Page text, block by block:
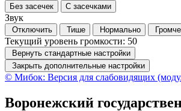
Без засечек С засечками
Звук
Отключить Тише Нормально Громче
Текущий уровень громкости: 50
Вернуть стандартные настройки
Закрыть дополнительные настройки
© Мибок: Версия для слабовидящих
Воронежский